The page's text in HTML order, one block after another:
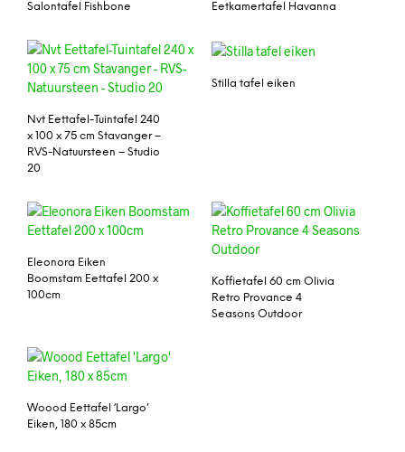
Salontafel Fishbone Eetkamertafel Havanna
Nvt Eettafel-Tuintafel 240
x 100 x 75 cm Stavanger –
RVS-Natuursteen – Studio
20
Stilla tafel eiken
Eleonora Eiken
Boomstam Eettafel 200 x
100cm
Koffietafel 60 cm Olivia
Retro Provance 4
Seasons Outdoor
Woood Eettafel ‘Largo’
Eiken, 180 x 85cm